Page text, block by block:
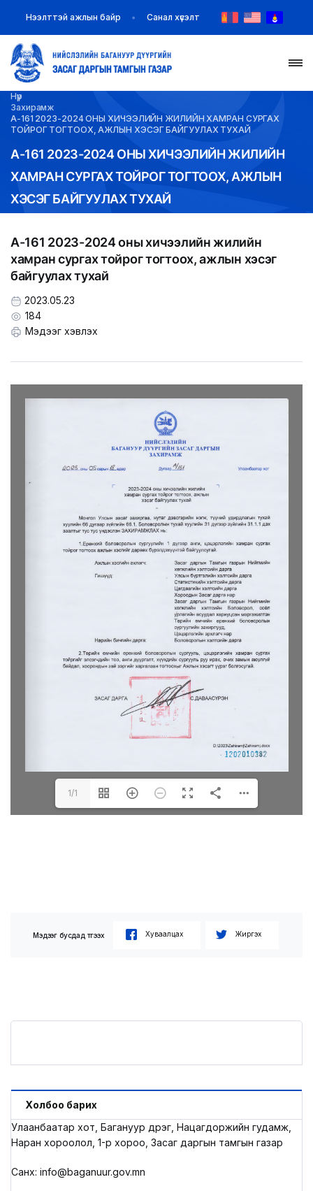
НҮҮР
МЭДЭЭ МЭДЭЭЛЭЛ
ЗАХИРАМЖ ШИЙДВЭР
ИЛ ТОД БАЙДАЛ
LEGAL.INFO
Нээлттэй ажлын байр Санал хүсэлт
Нүүр
Захирамж
А-161 2023-2024 ОНЫ ХИЧЭЭЛИЙН ЖИЛИЙН ХАМРАН СУРГАХ
ТОЙРОГ ТОГТООХ, АЖЛЫН ХЭСЭГ БАЙГУУЛАХ ТУХАЙ
А-161 2023-2024 ОНЫ ХИЧЭЭЛИЙН ЖИЛИЙН
ХАМРАН СУРГАХ ТОЙРОГ ТОГТООХ, АЖЛЫН
ХЭСЭГ БАЙГУУЛАХ ТУХАЙ
А-161 2023-2024 оны хичээлийн жилийн
хамран сургах тойрог тогтоох, ажлын хэсэг
байгуулах тухай
2023.05.23
184
Мэдээг хэвлэх
1/1
Мэдээг бусдад түгээх Хуваалцах Жиргэх
Холбоо барих
Улаанбаатар хот, Багануур дүүрэг, Нацагдоржийн гудамж,
Наран хороолол, 1-р хороо, Засаг даргын тамгын газар
Санхүү: info@baganuur.gov.mn